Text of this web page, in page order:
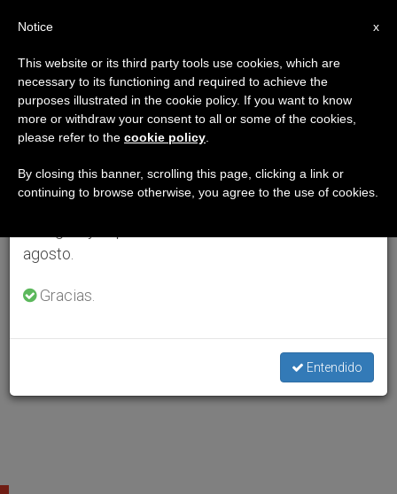
×
Aviso importante
Del 27 de julio al 7 de agosto haremos la pausa
anual, aprovechando que en el periodo de verano
se generan menos informaciones y también el
agosto.
Gracias.
Entendido
x
Notice
This website or its third party tools use cookies, which are
necessary to its functioning and required to achieve the
purposes illustrated in the cookie policy. If you want to know
more or withdraw your consent to all or some of the cookies,
please refer to the cookie policy
By closing this banner, scrolling this page, clicking a link or
continuing to browse otherwise, you agree to the use of cookies.